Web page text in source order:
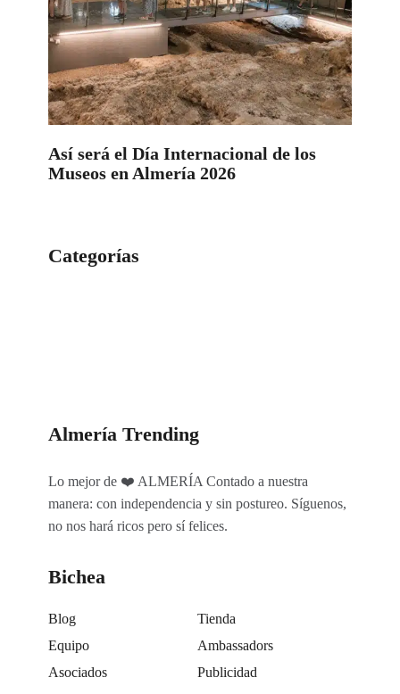
Así será el Día Internacional de los
Museos en Almería 2026
Categorías
Almería Trending
Lo mejor de ❤️ ALMERÍA Contado a nuestra
manera: con independencia y sin postureo. Síguenos,
no nos hará ricos pero sí felices.
Bichea
Blog
Tienda
Equipo
Ambassadors
Asociados
Publicidad